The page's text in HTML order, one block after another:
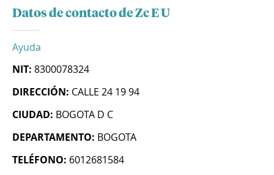
Datos de contacto de Zc E U
Ayuda
NIT: 8300078324
DIRECCIÓN: CALLE 24 19 94
CIUDAD: BOGOTA D C
DEPARTAMENTO: BOGOTA
TELÉFONO: 6012681584